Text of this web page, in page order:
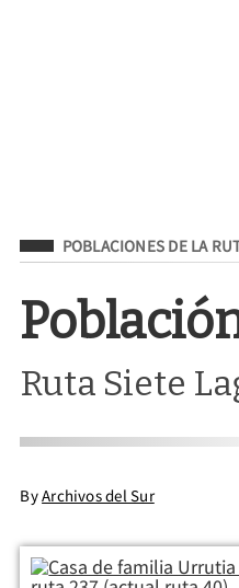
Filed Under
POBLACIONES DE LA
Ruta Siete
ByArchivos del Sur